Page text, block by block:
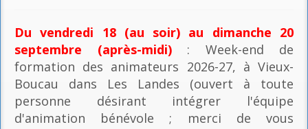
Du vendredi 18 (au soir) au dimanche 20
septembre (après-midi): Week-end de
formation des animateurs 2026-27, à Vieux-
Boucau dans Les Landes (ouvert à toute
personne désirant intégrer l'équipe
d'animation bénévole ; merci de vous